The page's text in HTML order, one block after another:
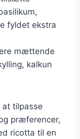
fyldet ekstra
mættende
kalkun
at tilpasse
præferencer,
ricotta til en